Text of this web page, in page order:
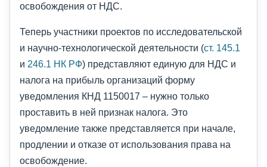
освобождения от НДС.
Теперь участники проектов по исследовательской
и научно-технологической деятельности (ст. 145.1
и 246.1 НК РФ) представляют единую для НДС и
налога на прибыль организаций форму
уведомления КНД 1150017 – нужно только
проставить в ней признак налога. Это
уведомление также представляется при начале,
продлении и отказе от использования права на
освобождение.